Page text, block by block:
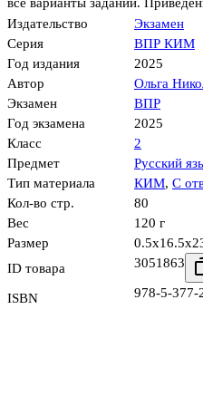
все варианты заданий.
Издательство
Экзамен
Серия
ВПР КИМ
Год издания
2025
Автор
Ольга
Экзамен
ВПР
Год экзамена
2025
Класс
2
Предмет
Русский
Тип материала
КИМ, С
Кол-во стр.
80
Вес
120 г
Размер
ID товара
3051863
ISBN 978-5-377-